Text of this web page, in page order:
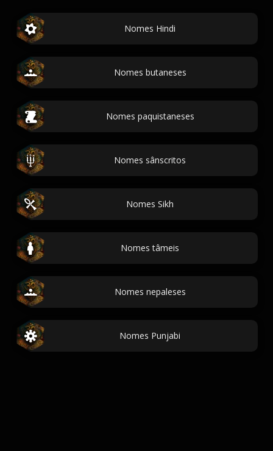
Nomes Hindi
Nomes butaneses
Nomes paquistaneses
Nomes sânscritos
Nomes Sikh
Nomes tâmeis
Nomes nepaleses
Nomes Punjabi